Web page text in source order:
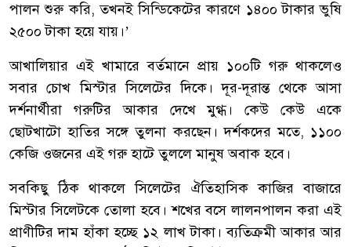
পালন শুরু করি, তখনই সিন্ডিকেটের কারণে ১৪০০ টাকার ভুষি
২৫০০ টাকা হয়ে যায়।’
আখালিয়ার এই খামারে বর্তমানে প্রায় ১০০টি গরু থাকলেও
সবার চোখ মিস্টার সিলেটের দিকে। দূর-দূরান্ত থেকে আসা
দর্শনার্থীরা গরুটির আকার দেখে মুগ্ধ। কেউ কেউ একে
ছোটখাটো হাতির সঙ্গে তুলনা করছেন। দর্শকদের মতে, ১১০০
কেজি ওজনের এই গরু হাটে তুললে মানুষ অবাক হবে।
সবকিছু ঠিক থাকলে সিলেটের ঐতিহাসিক কাজির বাজারে
মিস্টার সিলেটকে তোলা হবে। শখের বসে লালনপালন করা এই
প্রাণীটির দাম হাঁকা হচ্ছে ১২ লাখ টাকা। ব্যতিক্রমী আকার আর